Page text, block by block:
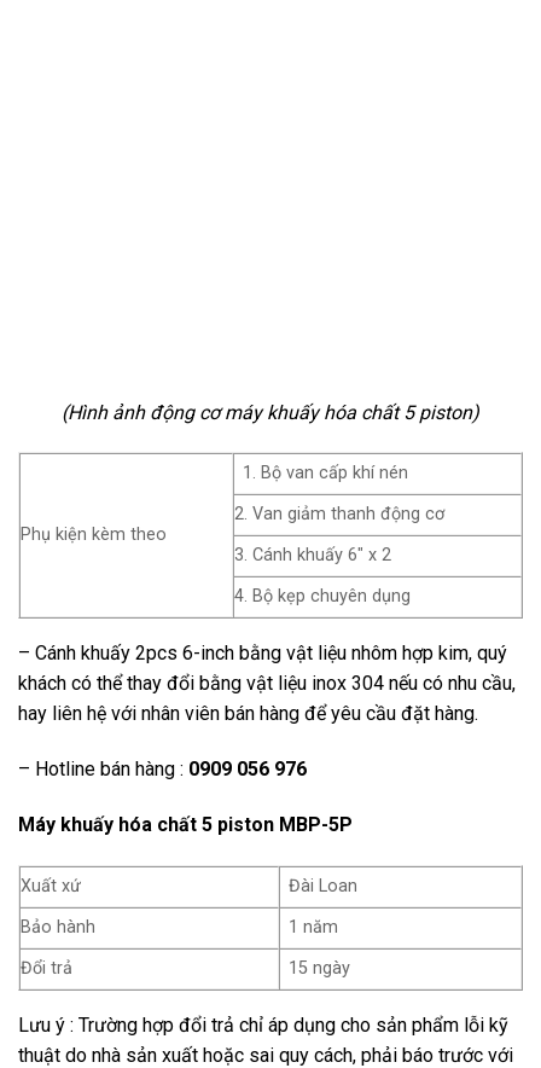
(Hình ảnh động cơ máy khuấy hóa chất 5 piston)
Phụ kiện kèm theo
1. Bộ van cấp khí nén
2. Van giảm thanh động cơ
3. Cánh khuấy 6″ x 2
4. Bộ kẹp chuyên dụng
– Cánh khuấy 2pcs 6-inch bằng vật liệu nhôm hợp kim, quý
khách có thể thay đổi bằng vật liệu inox 304 nếu có nhu cầu,
hay liên hệ với nhân viên bán hàng để yêu cầu đặt hàng.
– Hotline bán hàng : 0909 056 976
Máy khuấy hóa chất 5 piston MBP-5P
Xuất xứ
Đài Loan
Bảo hành
1 năm
Đổi trả
15 ngày
Lưu ý : Trường hợp đổi trả chỉ áp dụng cho sản phẩm lỗi kỹ
thuật do nhà sản xuất hoặc sai quy cách, phải báo trước với